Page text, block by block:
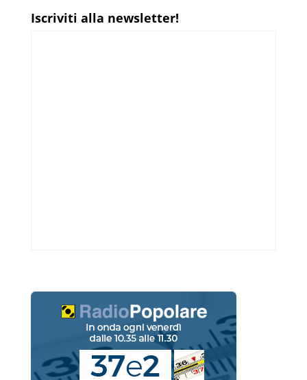
Iscriviti alla newsletter!